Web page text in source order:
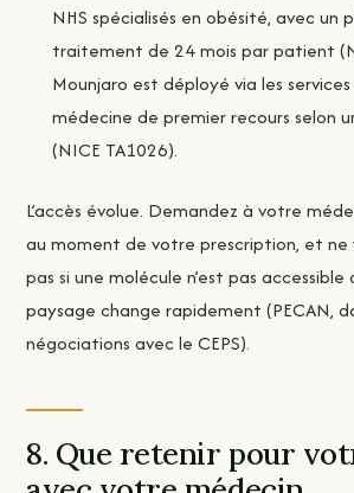
NHS spécialisés en obésité, avec un
traitement de 24 mois par patient
Mounjaro est déployé via les
médecine de premier recours selon
(NICE TA1026).
L’accès évolue. Demandez à votre
au moment de votre prescription, et ne
pas si une molécule n’est pas accessible
paysage change rapidement (PECAN,
négociations avec le CEPS).
8. Que retenir pour